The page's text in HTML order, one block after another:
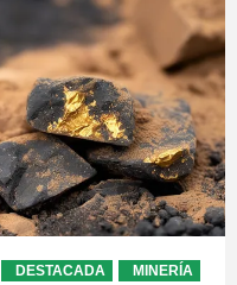
DESTACADA MINERÍA